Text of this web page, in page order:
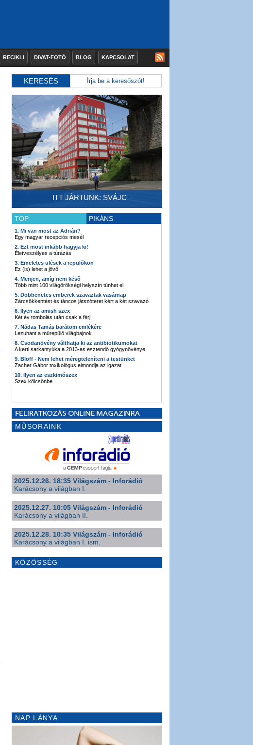
RECIKLI DIVAT-FOTÓ BLOG KAPCSOLAT
KERESÉS
ITT JÁRTUNK: SVÁJC
TOP PIKÁNS
1. Mi van most az Adrián?
Egy magyar recepciós mesél
2. Ezt most inkább hagyja ki!
Életveszélyes a túrázás
3. Emeletes ülések a repülőkön
Ez (is) lehet a jövő
4. Menjen, amíg nem késő
Több mint 100 világörökségi helyszín tűnhet el
5. Döbbenetes emberek szavaztak vasárnap
Zárcsökkentést és táncos játszóteret kért a két szavazó
6. Ilyen az amish szex
Két év tombolás után csak a férj
7. Nádas Tamás barátom emlékére
Lezuhant a műrepülő világbajnok
8. Csodanövény válthatja ki az antibiotikumokat
A kerti sarkantyúka a 2013-as esztendő gyógynövénye
9. Blöff - Nem lehet méregteleníteni a testünket
Zacher Gábor toxikológus elmondja az igazat
10. Ilyen az eszkimószex
Szex kölcsönbe
MŰSORAINK
2025.12.26. 18:35 Világszám - Inforádió
Karácsony a világban I.
2025.12.27. 10:05 Világszám - Inforádió
Karácsony a világban II.
2025.12.28. 10:35 Világszám - Inforádió
Karácsony a világban I. ism.
KÖZÖSSÉG
NAP LÁNYA